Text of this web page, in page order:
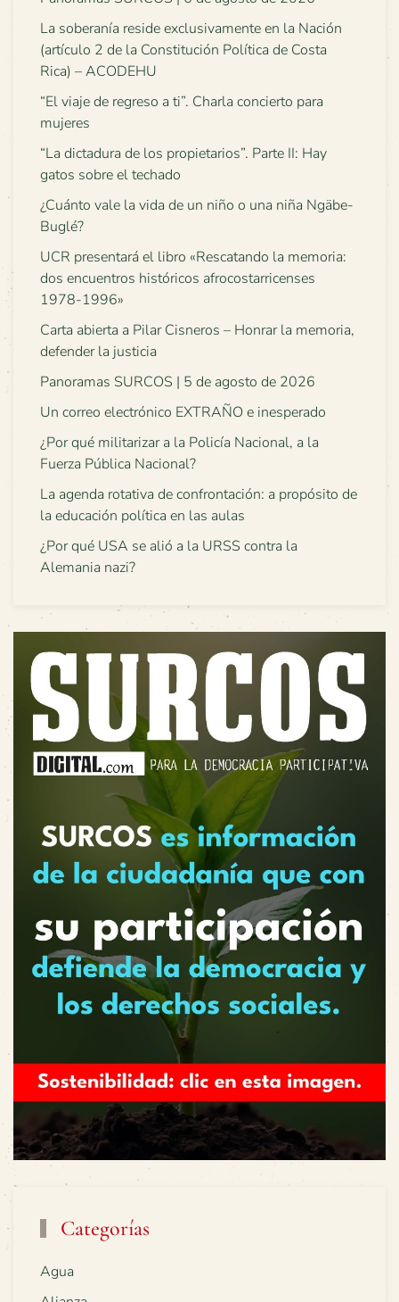
La soberanía reside exclusivamente en la Nación
(artículo 2 de la Constitución Política de Costa
Rica) – ACODEHU
“El viaje de regreso a ti”. Charla concierto para
mujeres
“La dictadura de los propietarios”. Parte II: Hay
gatos sobre el techado
¿Cuánto vale la vida de un niño o una niña Ngäbe-
Buglé?
UCR presentará el libro «Rescatando la memoria:
dos encuentros históricos afrocostarricenses
1978-1996»
Carta abierta a Pilar Cisneros – Honrar la memoria,
defender la justicia
Panoramas SURCOS | 5 de agosto de 2026
Un correo electrónico EXTRAÑO e inesperado
¿Por qué militarizar a la Policía Nacional, a la
Fuerza Pública Nacional?
La agenda rotativa de confrontación: a propósito de
la educación política en las aulas
¿Por qué USA se alió a la URSS contra la
Alemania nazi?
Categorías
Agua